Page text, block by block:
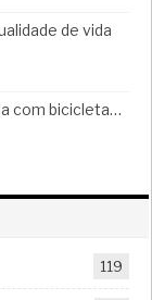
de vida
com bicicleta…
119